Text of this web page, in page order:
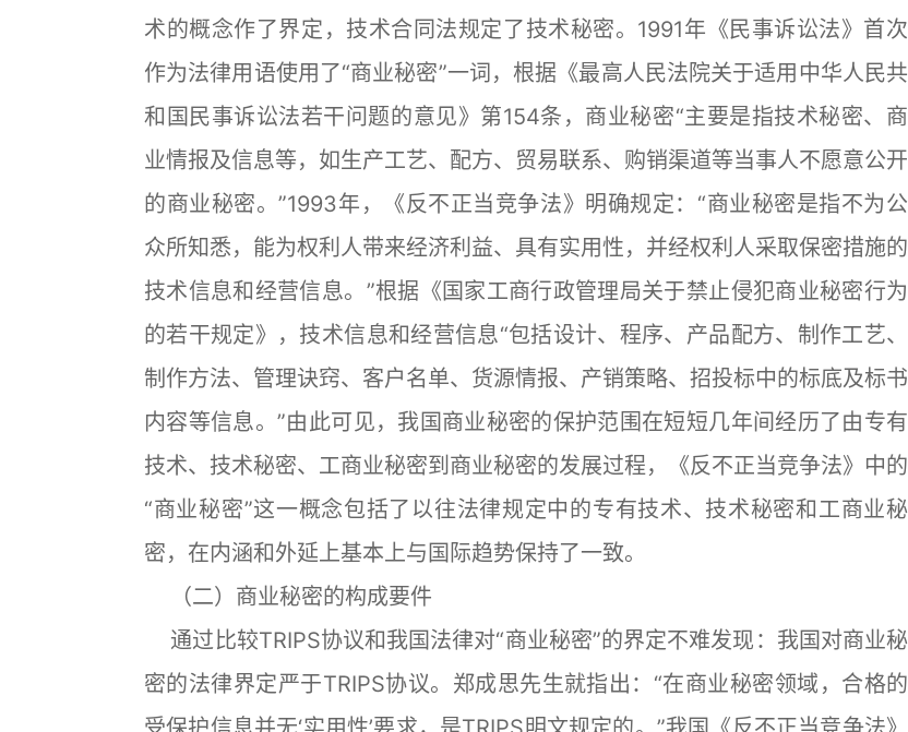
术的概念作了界定，技术合同法规定了技术秘密。1991年《民事诉讼法》首次
作为法律用语使用了“商业秘密”一词，根据《最高人民法院关于适用中华人民共
和国民事诉讼法若干问题的意见》第154条，商业秘密“主要是指技术秘密、商
业情报及信息等，如生产工艺、配方、贸易联系、购销渠道等当事人不愿意公开
的商业秘密。”1993年，《反不正当竞争法》明确规定：“商业秘密是指不为公
众所知悉，能为权利人带来经济利益、具有实用性，并经权利人采取保密措施的
技术信息和经营信息。”根据《国家工商行政管理局关于禁止侵犯商业秘密行为
的若干规定》，技术信息和经营信息“包括设计、程序、产品配方、制作工艺、
制作方法、管理诀窍、客户名单、货源情报、产销策略、招投标中的标底及标书
内容等信息。”由此可见，我国商业秘密的保护范围在短短几年间经历了由专有
技术、技术秘密、工商业秘密到商业秘密的发展过程，《反不正当竞争法》中的
“商业秘密”这一概念包括了以往法律规定中的专有技术、技术秘密和工商业秘
密，在内涵和外延上基本上与国际趋势保持了一致。
（二）商业秘密的构成要件
通过比较TRIPS协议和我国法律对“商业秘密”的界定不难发现：我国对商业秘
密的法律界定严于TRIPS协议。郑成思先生就指出：“在商业秘密领域，合格的